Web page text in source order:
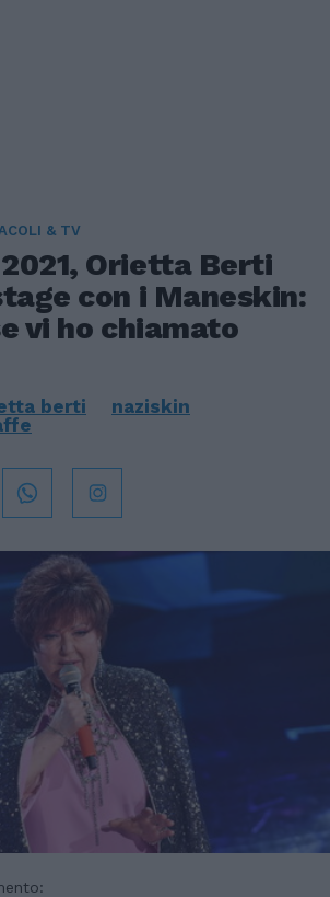
& TV
Orietta Berti
con i Maneskin:
vi ho chiamato
berti
naziskin